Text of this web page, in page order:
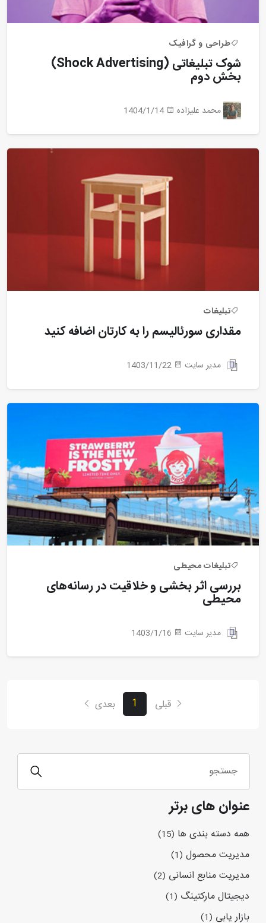
طراحی و گرافیک
شوک تبلیغاتی (Shock Advertising)
بخش دوم
محمد علیزاده 1404/1/14
تبلیغات
مقداری سورئالیسم را به کارتان اضافه کنید
مدیر سایت 1403/11/22
تبلیغات محیطی
بررسی اثر بخشی و خلاقیت در رسانه‌های
محیطی
مدیر سایت 1403/1/16
قبلی 1 بعدی
عنوان های برتر
همه دسته بندی ها (15)
مدیریت محصول (1)
مدیریت منابع انسانی (2)
دیجیتال مارکتینگ (1)
بازار یابی (1)